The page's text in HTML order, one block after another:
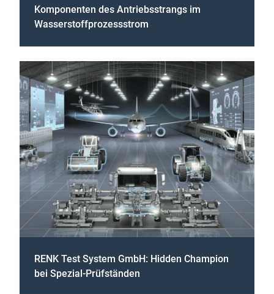
Komponenten des Antriebsstrangs im
Wasserstoffprozessstrom
RENK Test System GmbH: Hidden Champion
bei Spezial-Prüfständen